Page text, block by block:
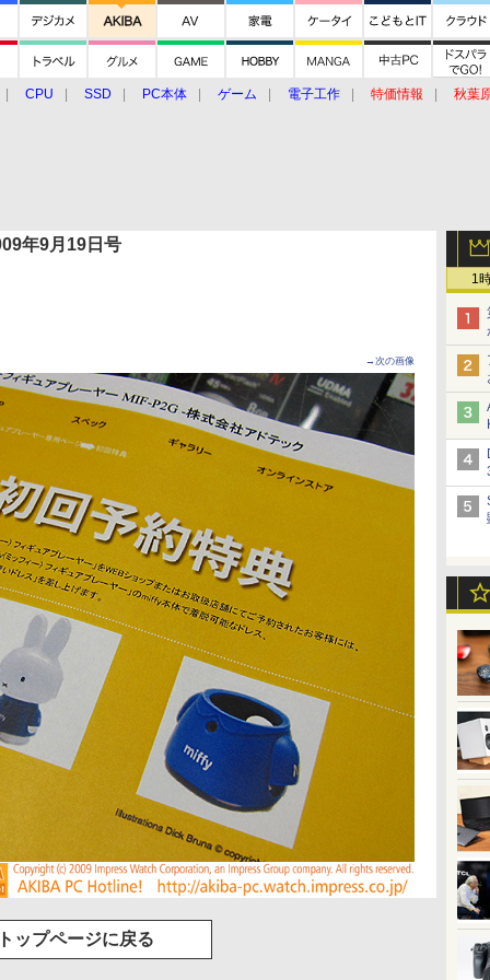
CPU SSD PC本体 ゲーム 電子工作 特価情報
秋葉
1
年9月19日号
→次の画像
ップページに戻る